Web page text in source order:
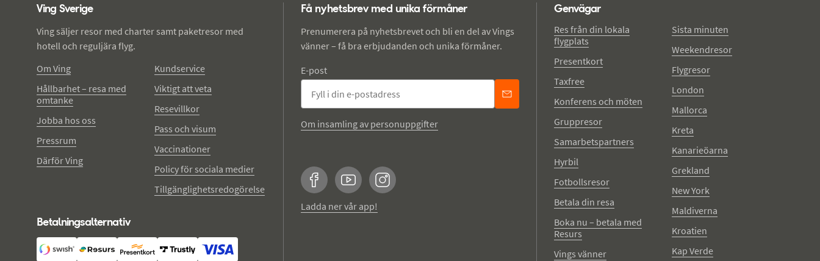
Ving Sverige
Ving säljer resor med charter samt paketresor med
hotell och reguljära flyg.
Om Ving
Hållbarhet – resa med
omtanke
Jobba hos oss
Pressrum
Därför Ving
Kundservice
Viktigt att veta
Resevillkor
Pass och visum
Vaccinationer
Policy för sociala medier
Tillgänglighetsredogörelse
Betalningsalternativ
Få nyhetsbrev med unika förmåner
Prenumerera på nyhetsbrevet och bli en del av Vings
vänner – få bra erbjudanden och unika förmåner.
E-post
Om insamling av personuppgifter
FacebookYouTubeInstagram
Ladda ner vår app!
Genvägar
Res från din lokala
flygplats
Presentkort
Taxfree
Konferens och möten
Gruppresor
Samarbetspartners
Hyrbil
Fotbollsresor
Betala din resa
Boka nu – betala med
Resurs
Vings vänner
Sista minuten
Weekendresor
Flygresor
London
Mallorca
Kreta
Kanarieöarna
Grekland
New York
Maldiverna
Kroatien
Kap Verde